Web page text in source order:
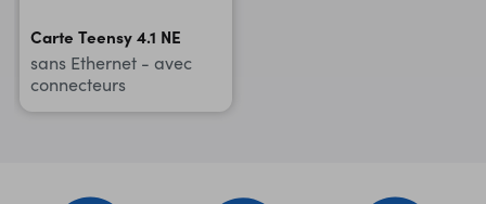
Carte Teensy 4.1 NE
sans Ethernet - avec
connecteurs